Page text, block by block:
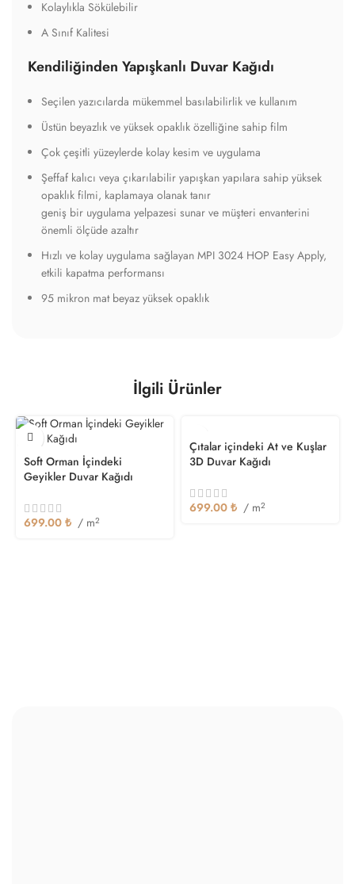
Kolaylıkla Sökülebilir
A Sınıf Kalitesi
Kendiliğinden Yapışkanlı Duvar Kağıdı
Seçilen yazıcılarda mükemmel basılabilirlik ve kullanım
Üstün beyazlık ve yüksek opaklık özelliğine sahip film
Çok çeşitli yüzeylerde kolay kesim ve uygulama
Şeffaf kalıcı veya çıkarılabilir yapışkan yapılara sahip yüksek
opaklık filmi, kaplamaya olanak tanır
geniş bir uygulama yelpazesi sunar ve müşteri envanterini
önemli ölçüde azaltır
Hızlı ve kolay uygulama sağlayan MPI 3024 HOP Easy Apply,
etkili kapatma performansı
95 mikron mat beyaz yüksek opaklık
İlgili Ürünler
Soft Orman İçindeki
Geyikler Duvar Kağıdı
699.00 ₺ / m2
Çıtalar içindeki At ve Kuşlar
3D Duvar Kağıdı
699.00 ₺ / m2